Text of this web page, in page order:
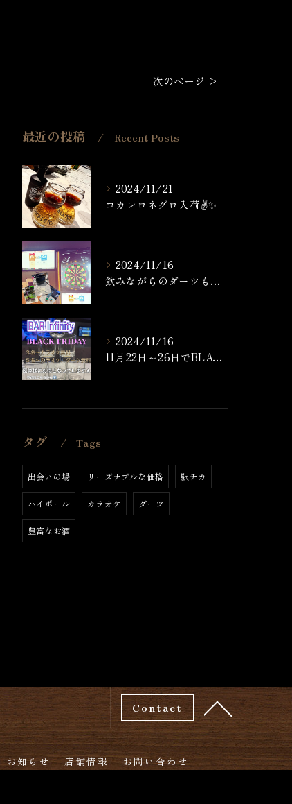
次のページ >
最近の投稿 Recent Posts
2024/11/21
コカレロネグロ入荷✌️✨
2024/11/16
飲みながらのダーツもなかなか楽しいですよ🎯🍸
2024/11/16
11月22日～26日でBLACK FRIDAYを開催いたしま...
タグ Tags
出会いの場 リーズナブルな価格 駅チカ
ハイボール カラオケ ダーツ
豊富なお酒
Contact
お知らせ 店舗情報
お問い合わせ